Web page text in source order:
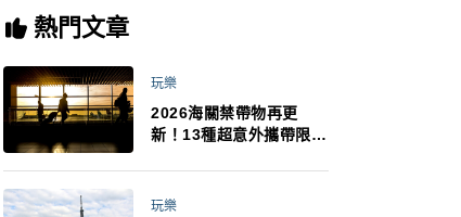
熱門文章
玩樂
2026海關禁帶物再更
新！13種超意外攜帶限
最高還罰百萬！注意事項
玩樂